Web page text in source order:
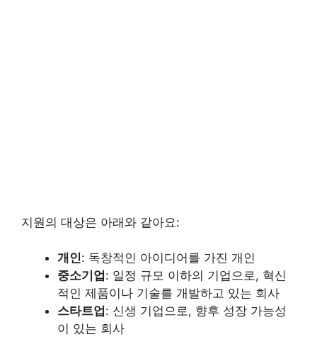
지원의 대상은 아래와 같아요:
개인: 독창적인 아이디어를 가진 개인
중소기업 : 일정 규모 이하의 기업으로, 혁신
적인 제품이나 기술를 개발하고 있는 회사
스타트업 : 신생 기업으로, 향후 성장 가능성
이 있는 회사